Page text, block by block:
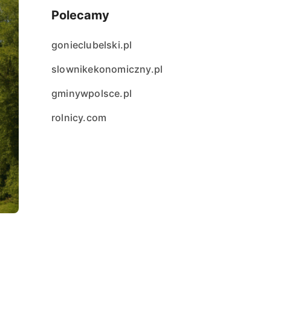
Polecamy
gonieclubelski.pl
slownikekonomiczny.pl
gminywpolsce.pl
rolnicy.com